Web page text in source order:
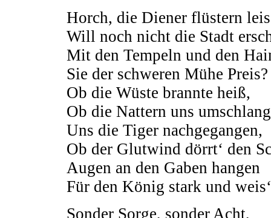
Horch, die Diener flüstern
Will noch nicht die Stadt
Mit den Tempeln und den
Sie der schweren Mühe Preis?
Ob die Wüste brannte heiß,
Ob die Nattern uns
Uns die Tiger nachgegangen,
Ob der Glutwind dörrt‘ den
Augen an den Gaben hangen
Für den König stark und
Sonder Sorge, sonder Acht,